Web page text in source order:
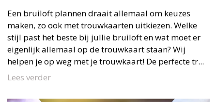
Een bruiloft plannen draait allemaal om keuzes
maken, zo ook met trouwkaarten uitkiezen. Welke
stijl past het beste bij jullie bruiloft en wat moet er
eigenlijk allemaal op de trouwkaart staan? Wij
helpen je op weg met je trouwkaart! De perfecte tr...
Lees verder